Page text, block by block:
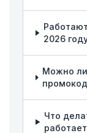
2026
Можно ли
Что